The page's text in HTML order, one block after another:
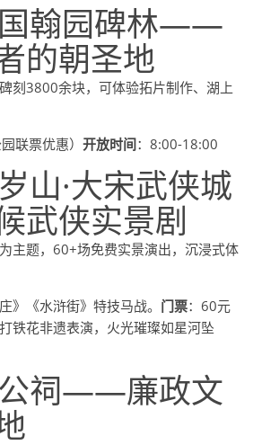
翰园碑林——
的朝圣地
刻3800余块，可体验拓片制作、湖上
联票优惠） 开放时间：8:00-18:00
山·大宋武侠城
侠实景剧
主题，60+场免费实景演出，沉浸式体
》《水浒街》特技马战。 门票：60元
铁花非遗表演，火光璀璨如星河坠
祠——廉政文